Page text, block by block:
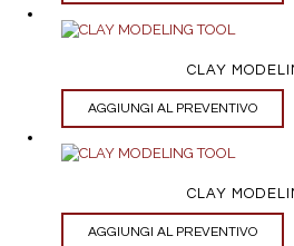
CLAY
AGGIUNGI AL PREVENTIVO
CLAY
AGGIUNGI AL PREVENTIVO